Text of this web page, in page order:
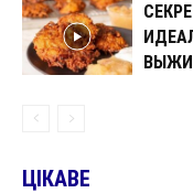
ЦІКАВЕ